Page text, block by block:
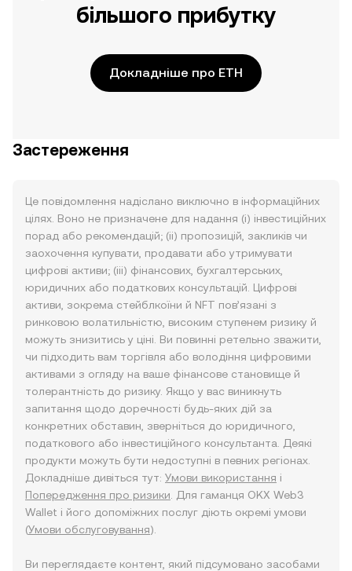
більшого прибутку
Докладніше про ETH
Застереження
Це повідомлення надіслано виключно в інформаційних
цілях. Воно не призначене для надання (i) інвестиційних
порад або рекомендацій; (ii) пропозицій, закликів чи
заохочення купувати, продавати або утримувати
цифрові активи; (iii) фінансових, бухгалтерських,
юридичних або податкових консультацій. Цифрові
активи, зокрема стейблкоїни й NFT пов’язані з
ринковою волатильністю, високим ступенем ризику й
можуть знизитись у ціні. Ви повинні ретельно зважити,
чи підходить вам торгівля або володіння цифровими
активами з огляду на ваше фінансове становище й
толерантність до ризику. Якщо у вас виникнуть
запитання щодо доречності будь-яких дій за
конкретних обставин, зверніться до юридичного,
податкового або інвестиційного консультанта. Деякі
продукти можуть бути недоступні в певних регіонах.
Докладніше дивіться тут: Умови використання і
Попередження про ризики . Для гаманця OKX Web3
Wallet і його допоміжних послуг діють окремі умови
(Умови обслуговування).
Ви переглядаєте контент, який підсумовано засобами